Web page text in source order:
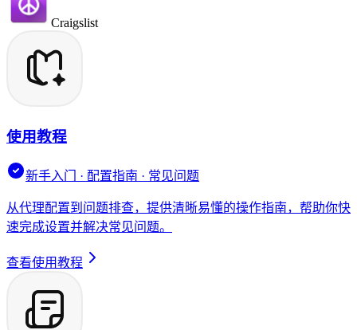
Craigslist
使用教程
新手入门 · 配置指南 · 常见问题
从代理配置到问题排查，提供清晰易懂的操作指南，帮助你快
速完成设置并解决常见问题。
查看使用教程